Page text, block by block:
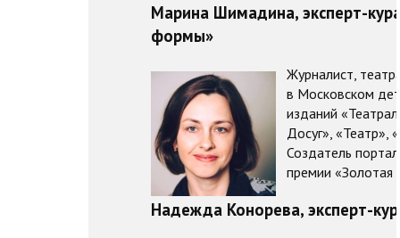
Марина Шимадина, эксперт-
формы»
Журналист,
в Московском
изданий
Досуг», «Театр»,
Создатель
премии «Золотая
Надежда Конорева, эксперт-